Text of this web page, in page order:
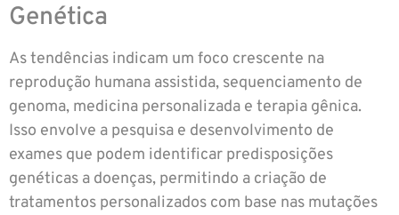
Genética
As tendências indicam um foco crescente na
reprodução humana assistida, sequenciamento de
genoma, medicina personalizada e terapia gênica.
Isso envolve a pesquisa e desenvolvimento de
exames que podem identificar predisposições
genéticas a doenças, permitindo a criação de
tratamentos personalizados com base nas mutações